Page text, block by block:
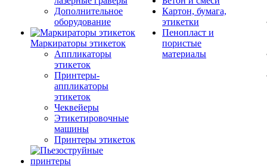
Дополнительное
оборудование
Маркираторы этикеток
Аппликаторы
этикеток
Принтеры-
аппликаторы
этикеток
Чеквейеры
Этикетировочные
машины
Принтеры этикеток
Картон, бумага,
этикетки
Пенопласт и
пористые
материалы